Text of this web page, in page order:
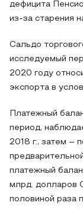
дефицита
из-за старения
Сальдо
исследуемый
2020 году
экспорта в
Платежный
период,
2018 г., затем –
платежный
млрд. долларов
половиной раза